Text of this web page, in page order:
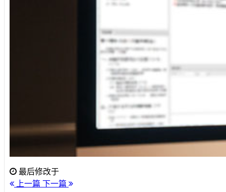
最后修改于
上一篇 下一篇